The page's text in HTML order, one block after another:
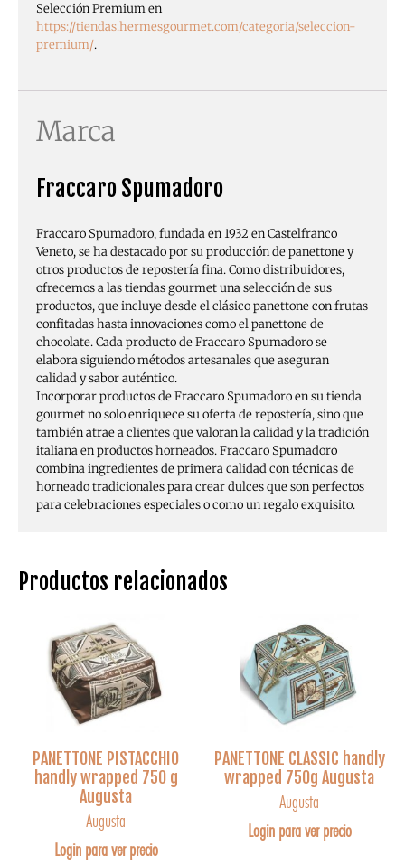
Productos relacionados
PANETTONE PISTACCHIO
handly wrapped 750 g
Augusta
Augusta
Login para ver precio
PANETTONE CLASSIC handly
wrapped 750g Augusta
Augusta
Login para ver precio
Selección Premium en
https://tiendas.hermesgourmet.com/categoria/seleccion-
premium/.
Marca
Fraccaro Spumadoro
Fraccaro Spumadoro, fundada en 1932 en Castelfranco
Veneto, se ha destacado por su producción de panettone y
otros productos de repostería fina. Como distribuidores,
ofrecemos a las tiendas gourmet una selección de sus
productos, que incluye desde el clásico panettone con frutas
confitadas hasta innovaciones como el panettone de
chocolate. Cada producto de Fraccaro Spumadoro se
elabora siguiendo métodos artesanales que aseguran
calidad y sabor auténtico.
Incorporar productos de Fraccaro Spumadoro en su tienda
gourmet no solo enriquece su oferta de repostería, sino que
también atrae a clientes que valoran la calidad y la tradición
italiana en productos horneados. Fraccaro Spumadoro
combina ingredientes de primera calidad con técnicas de
horneado tradicionales para crear dulces que son perfectos
para celebraciones especiales o como un regalo exquisito.